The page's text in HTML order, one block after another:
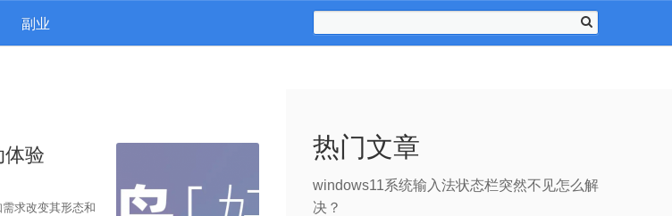
副业
体验
求改变其形态和
热门文章
windows11系统输入法状态栏突然不见怎么解
决？